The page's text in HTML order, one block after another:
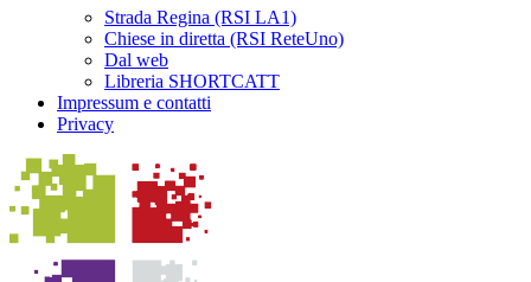
Strada Regina (RSI LA1)
Chiese in diretta (RSI ReteUno)
Dal web
Libreria SHORTCATT
Impressum e contatti
Privacy